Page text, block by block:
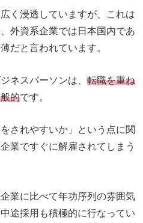
く浸透していますが、これは
外資系企業では日本国内であ
だと言われています。
ネスパーソンは、 転職を重ね
的です。
されやすいか」という点に関
業ですぐに解雇されてしまう
業に比べて年功序列の雰囲気
途採用も積極的に行なってい